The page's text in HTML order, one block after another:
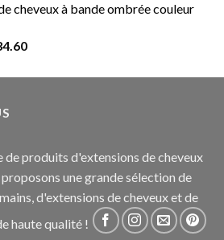
cheveux à bande ombrée couleur
de produits d'extensions de cheveux
une grande sélection de
d'extensions de cheveux et de
haute qualité !